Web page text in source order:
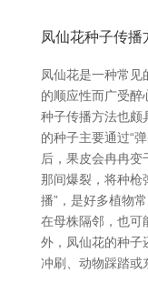
凤仙花种子传播
凤仙花是一种常
的顺应性而广受醉
种子传播方法也颇
的种子主要通过“
后，果皮会冉冉变
那间爆裂，将种枪
播”，是好多植物
在母株隔邻，也可
外，凤仙花的种子
冲刷、动物踩踏或